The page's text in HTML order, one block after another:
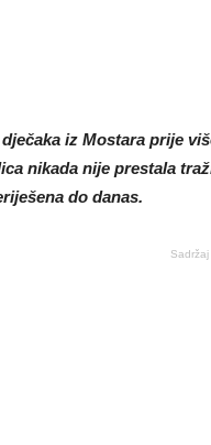
iz Mostara prije
nikada nije prestala
do danas.